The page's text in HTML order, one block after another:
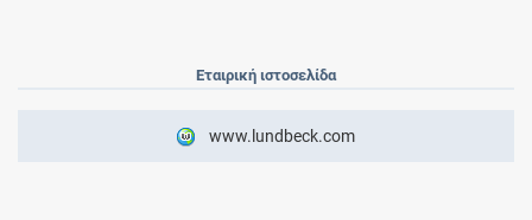
Εταιρική ιστοσελίδα
www.lundbeck.com